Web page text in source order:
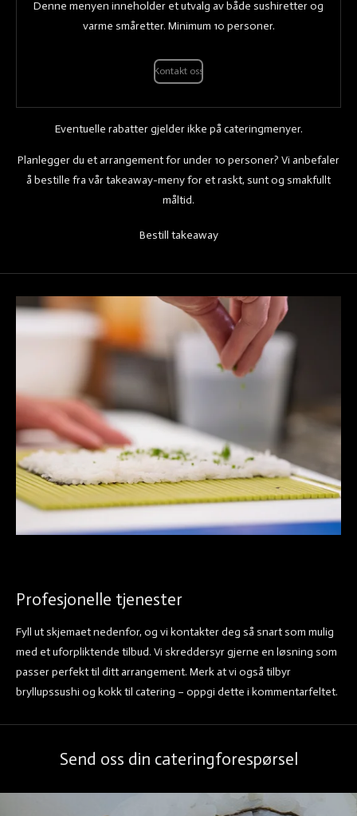
Denne menyen inneholder et utvalg av både sushiretter og
varme småretter. Minimum 10 personer.
Kontakt oss
Eventuelle rabatter gjelder ikke på cateringmenyer.
Planlegger du et arrangement for under 10 personer? Vi anbefaler
å bestille fra vår takeaway-meny for et raskt, sunt og smakfullt
måltid.
Bestill takeaway
Profesjonelle tjenester
Fyll ut skjemaet nedenfor, og vi kontakter deg så snart som mulig
med et uforpliktende tilbud. Vi skreddersyr gjerne en løsning som
passer perfekt til ditt arrangement. Merk at vi også tilbyr
bryllupssushi og kokk til catering – oppgi dette i kommentarfeltet.
Send oss din cateringforespørsel